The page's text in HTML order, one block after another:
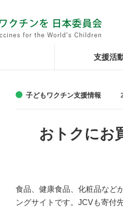
支援活
子どもワクチン支援情報
おトクにお
食品、健康食品、化粧品など
ングサイトです。JCVも寄付